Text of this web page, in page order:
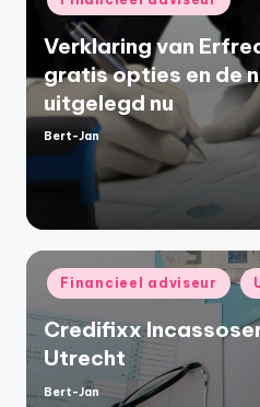
in
Verklaring van
gratis opties en de
uitgelegd nu
Geplaatst
door
Bert-Jan
Geplaatst
in
Financieel adviseur
Credifixx
Utrecht
Geplaatst
Bert-Jan